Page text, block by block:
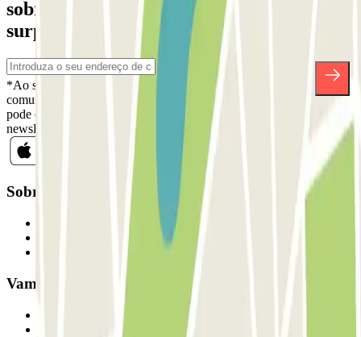
sobre descontos, sorteios e muitas outras
surpresas.
*Ao subscrever, aceita a nossa Política de Privacidade para receber
comunicações comerciais da Parclick. Sem qualquer obrigação,
pode cancelar a sua subscrição sempre que quiser na mesma
newsletter.
Sobre a Parclick
Os nossos parques de estacionamento
Vamos colaborar?
Fornecedor de estacionamento